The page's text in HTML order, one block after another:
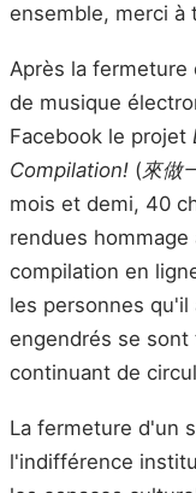
ensemble, merci à
Après la
de musique
Facebook le projet
Compilation! (來做
mois et demi, 40
rendues
compilation en
les personnes
engendrés se
continuant de
La fermeture d'un
l'indifférence